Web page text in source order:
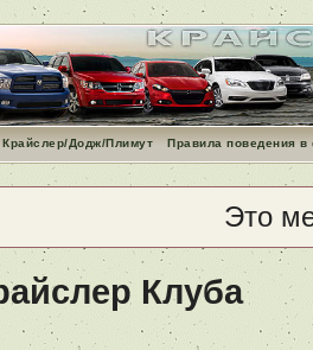
Додж/Плимут Правила поведения
Это
Клуба